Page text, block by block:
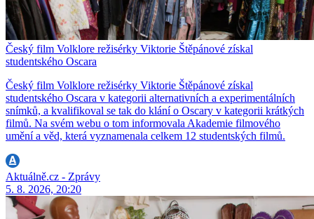
Český film Volklore režisérky Viktorie Štěpánové získal
studentského Oscara
Český film Volklore režisérky Viktorie Štěpánové získal
studentského Oscara v kategorii alternativních a experimentálních
snímků, a kvalifikoval se tak do klání o Oscary v kategorii krátkých
filmů. Na svém webu o tom informovala Akademie filmového
umění a věd, která vyznamenala celkem 12 studentských filmů.
Aktuálně.cz - Zprávy
5. 8. 2026, 20:20